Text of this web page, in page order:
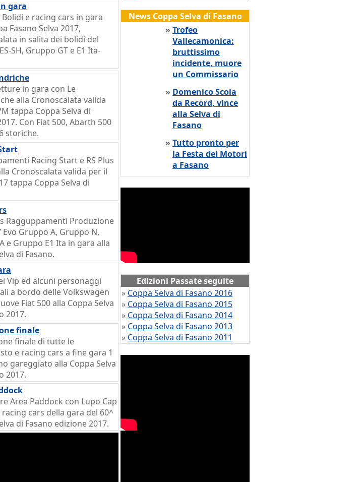
gara
Bolidi e racing cars in gara
Fasano Selva 2017,
in salita dei bolidi del
SH, Gruppo GT e E1 Ita-
in gara con Le
alla Cronoscalata valida
tappa Coppa Selva di
Con Fiat 500, Abarth 500
storiche.
Racing Start e RS Plus
Cronoscalata valida per il
tappa Coppa Selva di
Ragguppamenti Produzione
Evo Gruppo A, Gruppo N,
e Gruppo E1 Ita in gara alla
di Fasano.
Vip ed alcuni personaggi
a bordo delle Volkswagen
Fiat 500 alla Coppa Selva
2017.
finale
finale di tutte le
e racing cars a fine gara 1
gareggiato alla Coppa Selva
2017.
Area Paddock con Lupo Cap
racing cars della gara del 60^
di Fasano edizione 2017.
News Coppa Selva di Fasano
» Trofeo
Vallecamonica:
bruttissimo
incidente, muore
un Commissario
» Domenico Scola
da Record, vince
alla Selva di
Fasano
» Tutto pronto per
la Festa dei Motori
a Fasano
Edizioni Passate seguite
» Coppa Selva di Fasano 2016
» Coppa Selva di Fasano 2015
» Coppa Selva di Fasano 2014
» Coppa Selva di Fasano 2013
» Coppa Selva di Fasano 2011